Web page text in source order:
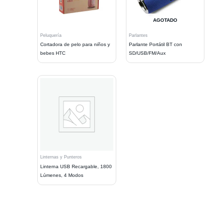
Peluquería
Cortadora de pelo para niños y
bebes HTC
AGOTADO
Parlantes
Parlante Portátil BT con
SD/USB/FM/Aux
Linternas y Punteros
Linterna USB Recargable, 1800
Lúmenes, 4 Modos